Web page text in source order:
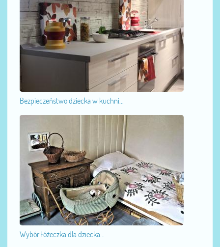
Bezpieczeństwo dziecka w kuchni...
Wybór łóżeczka dla dziecka...